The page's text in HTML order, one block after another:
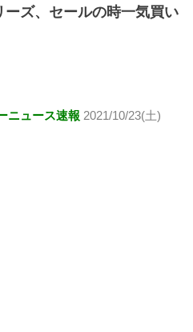
ズ、セールの時一気買い
ニュース速報 2021/10/23(土)